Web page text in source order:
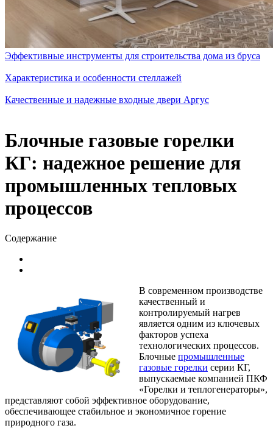
Эффективные инструменты для строительства дома из бруса
Характеристика и особенности стеллажей
Качественные и надежные входные двери Аргус
Блочные газовые горелки
КГ: надежное решение для
промышленных тепловых
процессов
Содержание
В современном производстве
качественный и
контролируемый нагрев
является одним из ключевых
факторов успеха
технологических процессов.
Блочные промышленные
газовые горелки серии КГ,
выпускаемые компанией ПКФ
«Горелки и теплогенераторы»,
представляют собой эффективное оборудование,
обеспечивающее стабильное и экономичное горение
природного газа.